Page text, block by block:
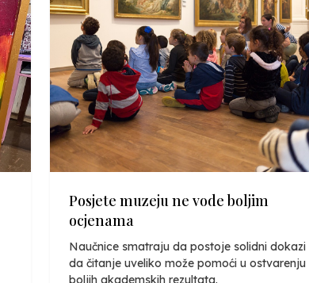
Posjete muzeju ne vode boljim
ocjenama
Naučnice smatraju da postoje solidni dokazi
da čitanje uveliko može pomoći u ostvarenju
boljih akademskih rezultata.